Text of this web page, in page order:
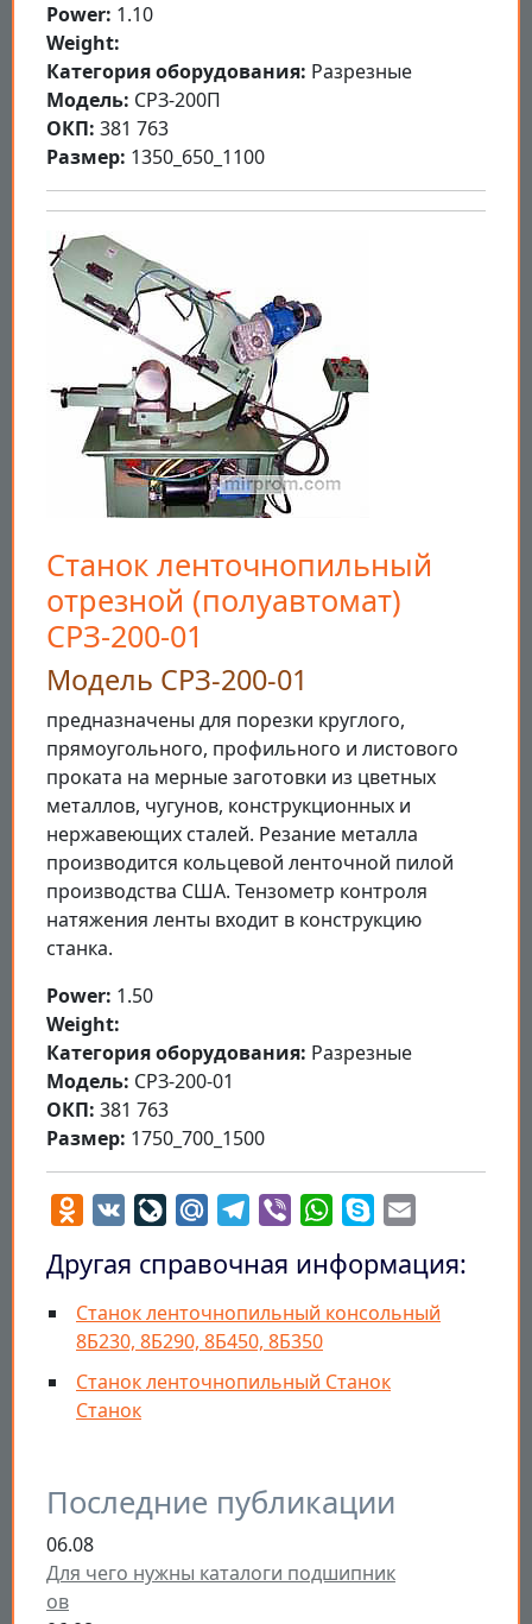
Последние публикации
06.08
Для чего нужны каталоги подшипник
ов
Power: 1.10
Weight:
Категория оборудования: Разрезные
Модель: СРЗ-200П
ОКП: 381 763
Размер: 1350_650_1100
Станок ленточнопильный
отрезной (полуавтомат)
СРЗ-200-01
Модель СРЗ-200-01
предназначены для порезки круглого,
прямоугольного, профильного и листового
проката на мерные заготовки из цветных
металлов, чугунов, конструкционных и
нержавеющих сталей. Резание металла
производится кольцевой ленточной пилой
производства США. Тензометр контроля
натяжения ленты входит в конструкцию
станка.
Power: 1.50
Weight:
Категория оборудования: Разрезные
Модель: СРЗ-200-01
ОКП: 381 763
Размер: 1750_700_1500
Odnoklassniki
VK LiveJournal
Mail.RuTelegram
Viber WhatsApp
Skype
Другая справочная информация:
Станок ленточнопильный консольный
8Б230, 8Б290, 8Б450, 8Б350
Станок ленточнопильный Станок
Станок